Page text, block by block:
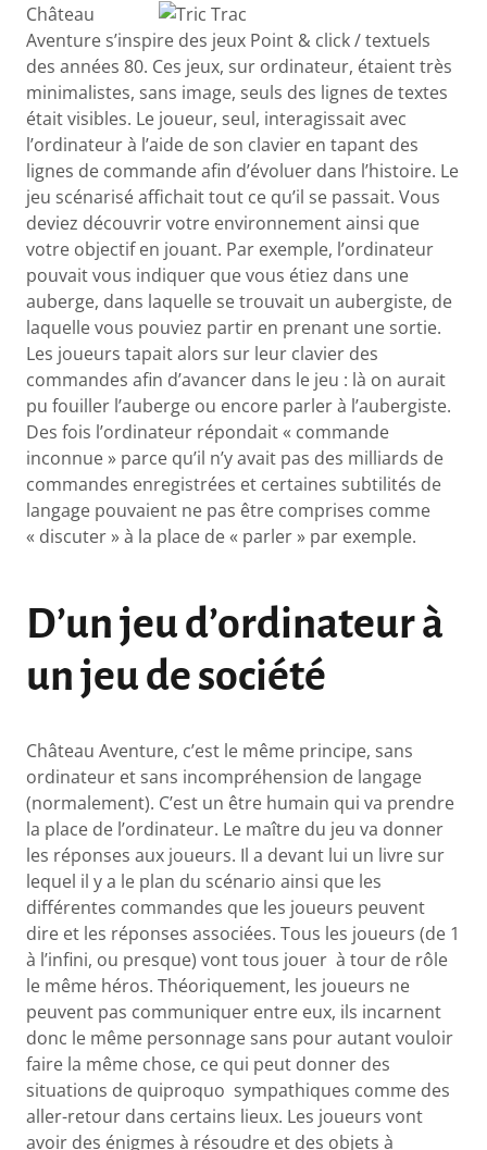
Château
Aventure s’inspire des jeux Point & click / textuels
des années 80. Ces jeux, sur ordinateur, étaient très
minimalistes, sans image, seuls des lignes de textes
était visibles. Le joueur, seul, interagissait avec
l’ordinateur à l’aide de son clavier en tapant des
lignes de commande afin d’évoluer dans l’histoire. Le
jeu scénarisé affichait tout ce qu’il se passait. Vous
deviez découvrir votre environnement ainsi que
votre objectif en jouant. Par exemple, l’ordinateur
pouvait vous indiquer que vous étiez dans une
auberge, dans laquelle se trouvait un aubergiste, de
laquelle vous pouviez partir en prenant une sortie.
Les joueurs tapait alors sur leur clavier des
commandes afin d’avancer dans le jeu : là on aurait
pu fouiller l’auberge ou encore parler à l’aubergiste.
Des fois l’ordinateur répondait « commande
inconnue » parce qu’il n’y avait pas des milliards de
commandes enregistrées et certaines subtilités de
langage pouvaient ne pas être comprises comme
« discuter » à la place de « parler » par exemple.
D’un jeu d’ordinateur à
un jeu de société
Château Aventure, c’est le même principe, sans
ordinateur et sans incompréhension de langage
(normalement). C’est un être humain qui va prendre
la place de l’ordinateur. Le maître du jeu va donner
les réponses aux joueurs. Il a devant lui un livre sur
lequel il y a le plan du scénario ainsi que les
différentes commandes que les joueurs peuvent
dire et les réponses associées. Tous les joueurs (de 1
à l’infini, ou presque) vont tous jouer à tour de rôle
le même héros. Théoriquement, les joueurs ne
peuvent pas communiquer entre eux, ils incarnent
donc le même personnage sans pour autant vouloir
faire la même chose, ce qui peut donner des
situations de quiproquo sympathiques comme des
aller-retour dans certains lieux. Les joueurs vont
avoir des énigmes à résoudre et des objets à